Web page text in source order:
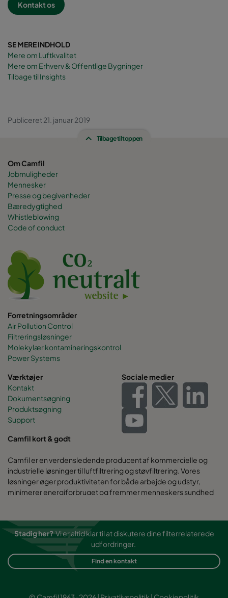
Kontakt os
SE MERE INDHOLD
Mere om Luftkvalitet
Mere om Erhverv & Offentlige Bygninger
Tilbage til Insights
Publiceret 21. januar 2019
Tilbage til toppen
Om Camfil
Jobmuligheder
Mennesker
Presse og begivenheder
Bæredygtighed
Whistleblowing
Code of conduct
Forretningsområder
Air Pollution Control
Filtreringsløsninger
Molekylær kontamineringskontrol
Power Systems
Værktøjer
Kontakt
Dokumentsøgning
Produktsøgning
Support
Sociale medier
Camfil kort & godt
Camfil er en verdensledende producent af kommercielle og
industrielle løsninger til luftfiltrering og støvfiltrering. Vores
løsninger øger produktiviteten for både arbejde og udstyr,
minimerer energiforbruget og fremmer menneskers sundhed
Stadig her?Vi er altid klar til at diskutere dine filterrelaterede
udfordringer.
Find en kontakt